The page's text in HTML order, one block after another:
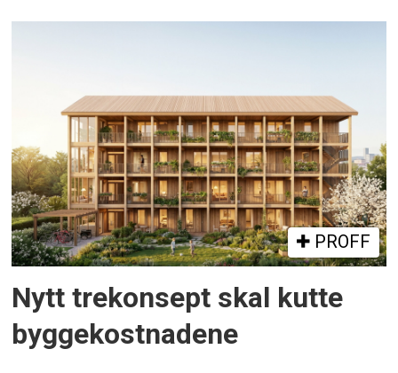
PROFF
Nytt trekonsept skal kutte
byggekostnadene